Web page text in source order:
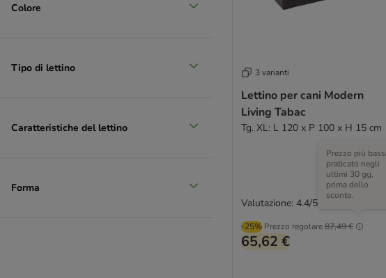
Colore
Tipo di lettino
Caratteristiche del lettino
Forma
3 varianti
Lettino per cani Modern
Living Tabac
Tg. XL: L 120 x P 100 x H 15 cm
-25% Prezzo regolare87,49 €
Prezzo più
praticato negli
ultimi 30 gg,
prima dello
sconto.
65,62 €
Valutazione: 4.4/5